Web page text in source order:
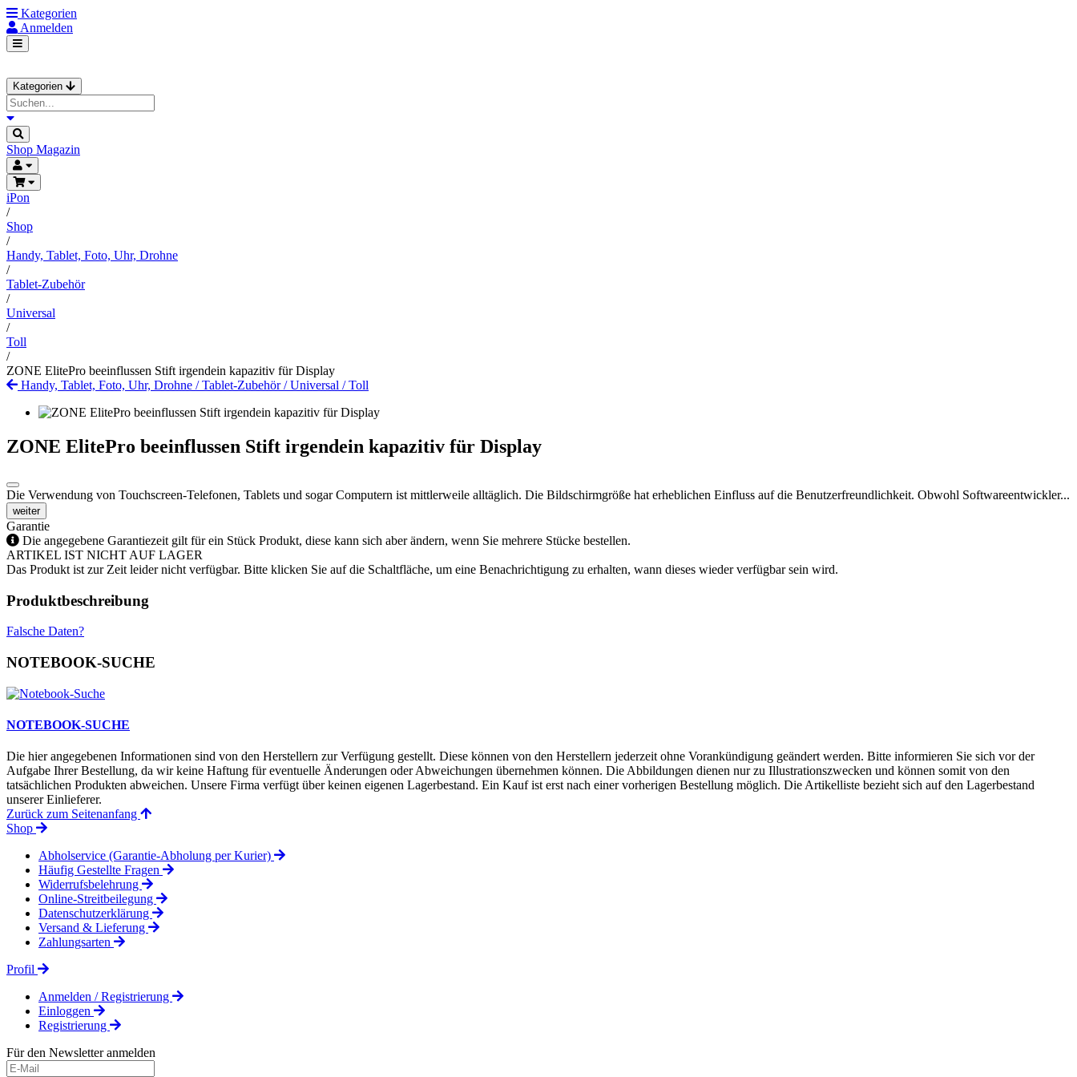
Kategorien
Anmelden
Kategorien
Shop Magazin
iPon
/
Shop
/
Handy, Tablet, Foto, Uhr, Drohne
/
Tablet-Zubehör
/
Universal
/
Toll
/
ZONE ElitePro beeinflussen Stift irgendein kapazitiv für Display
Handy, Tablet, Foto, Uhr, Drohne /Tablet-Zubehör/Universal /Toll
ZONE ElitePro beeinflussen Stift irgendein kapazitiv für Display
Die Verwendung von Touchscreen-Telefonen, Tablets und sogar Computern ist mittlerweile alltäglich. Die Bildschirmgröße hat erheblichen Einfluss auf die Benutzerfreundlichkeit. Obwohl Softwareentwickler...
weiter
Garantie
Die angegebene Garantiezeit gilt für ein Stück Produkt, diese kann sich aber ändern, wenn Sie mehrere Stücke bestellen.
ARTIKEL IST NICHT AUF LAGER
Das Produkt ist zur Zeit leider nicht verfügbar. Bitte klicken Sie auf die Schaltfläche, um eine Benachrichtigung zu erhalten, wann dieses wieder verfügbar sein wird.
Produktbeschreibung
Falsche Daten?
NOTEBOOK-SUCHE
NOTEBOOK-SUCHE
Die hier angegebenen Informationen sind von den Herstellern zur Verfügung gestellt. Diese können von den Herstellern jederzeit ohne Vorankündigung geändert werden. Bitte informieren Sie sich vor der
Aufgabe Ihrer Bestellung, da wir keine Haftung für eventuelle Änderungen oder Abweichungen übernehmen können. Die Abbildungen dienen nur zu Illustrationszwecken und können somit von den
tatsächlichen Produkten abweichen. Unsere Firma verfügt über keinen eigenen Lagerbestand. Ein Kauf ist erst nach einer vorherigen Bestellung möglich. Die Artikelliste bezieht sich auf den Lagerbestand
unserer Einlieferer.
Zurück zum Seitenanfang
Shop
Abholservice (Garantie-Abholung per Kurier)
Häufig Gestellte Fragen
Widerrufsbelehrung
Online-Streitbeilegung
Datenschutzerklärung
Versand & Lieferung
Zahlungsarten
Profil
Anmelden / Registrierung
Einloggen
Registrierung
Für den Newsletter anmelden